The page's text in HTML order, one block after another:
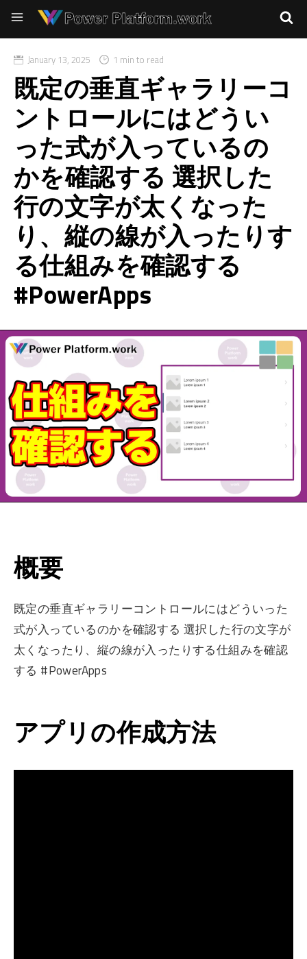
January 13, 2025 1 min to read
既定の垂直ギャラリーコ
ントロールにはどうい
った式が入っているの
かを確認する 選択した
行の文字が太くなった
り、縦の線が入ったりす
る仕組みを確認する
#PowerApps
概要
既定の垂直ギャラリーコントロールにはどういった
式が入っているのかを確認する 選択した行の文字が
太くなったり、縦の線が入ったりする仕組みを確認
する #PowerApps
アプリの作成方法